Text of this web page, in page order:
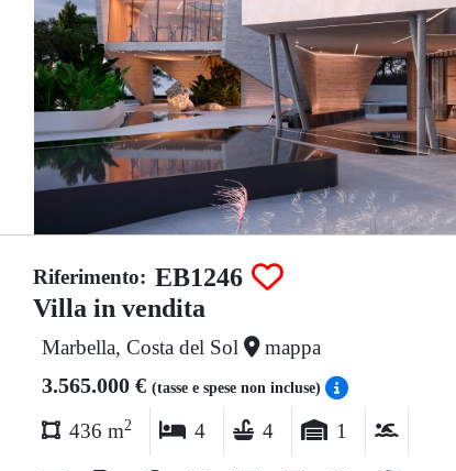
Riferimento: EB1246
Villa in vendita
Marbella, Costa del Sol mappa
3.565.000 € (tasse e spese non incluse)
436 m2 4 4 1